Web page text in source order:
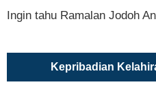
Ingin tahu Ramalan Jodoh
Kepribadian